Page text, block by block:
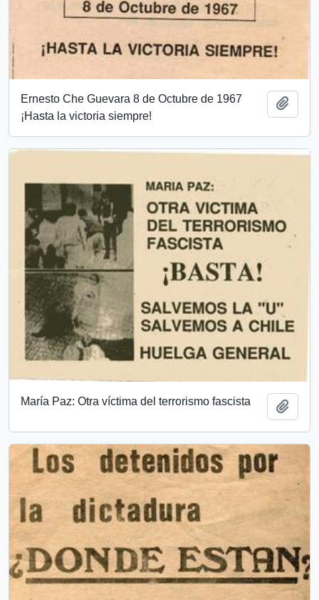
Ernesto Che Guevara 8 de Octubre de 1967
¡Hasta la victoria siempre!
María Paz: Otra víctima del terrorismo fascista